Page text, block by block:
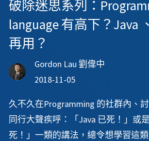
破除迷思系列：
language 有高下？Java
再用？
Gordon Lau 劉偉中
2018-11-05
久不久在Programming 的社群內、
同行大聲疾呼：「Java 已死！」或
死！」一類的講法，總令想學習這